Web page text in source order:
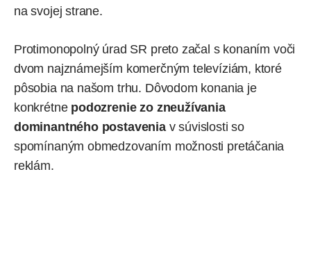
na svojej strane.
Protimonopolný úrad SR preto začal s konaním voči
dvom najznámejším komerčným televíziám, ktoré
pôsobia na našom trhu. Dôvodom konania je
konkrétne podozrenie zo zneužívania
dominantného postaveniav súvislosti so
spomínaným obmedzovaním možnosti pretáčania
reklám.